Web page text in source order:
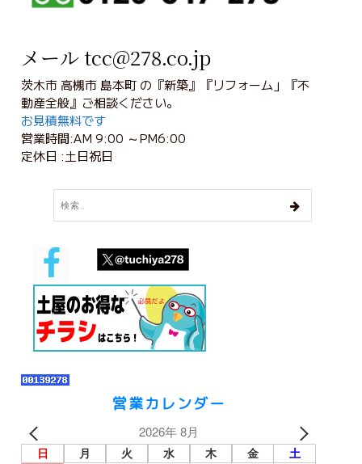
メール tcc@278.co.jp
茨木市 高槻市 島本町 の『新築』『リフォーム」『不
動産全般』ご相談ください。
お見積無料です
営業時間:AM 9:00 ～PM6:00
定休日 :土日祝日
営業カレンダー
2026年 8月
日 月 火 水 木 金 土